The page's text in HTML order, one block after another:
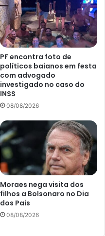
PF encontra foto de
políticos baianos em festa
com advogado
investigado no caso do
INSS
08/08/2026
Moraes nega visita dos
filhos a Bolsonaro no Dia
dos Pais
08/08/2026